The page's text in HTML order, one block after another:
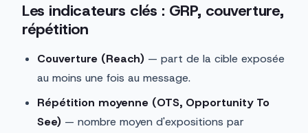
Les indicateurs clés : GRP, couverture,
répétition
Couverture (Reach) — part de la cible exposée
au moins une fois au message.
Répétition moyenne (OTS, Opportunity To
See) — nombre moyen d'expositions par